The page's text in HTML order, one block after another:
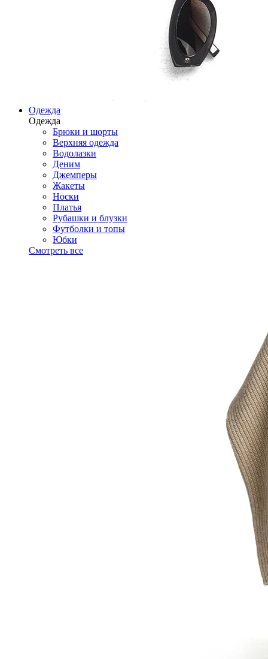
Одежда
Одежда
Брюки и шорты
Верхняя одежда
Водолазки
Деним
Джемперы
Жакеты
Носки
Платья
Рубашки и блузки
Футболки и топы
Юбки
Смотреть все